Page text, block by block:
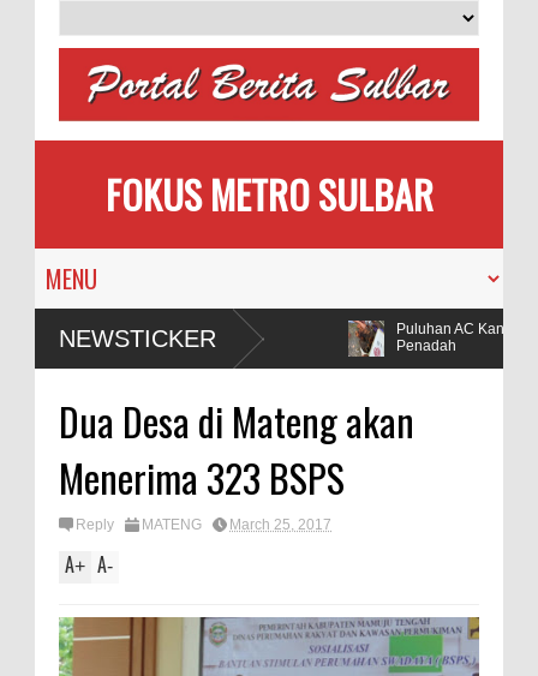
FOKUS METRO SULBAR
NEWSTICKER
MAPIA Ajak Calon Pengantin
Tanam Pohon
Puluhan AC Kantor
Penadah
Dua Desa di Mateng akan
Menerima 323 BSPS
Reply MATENG March 25, 2017
A+ A-